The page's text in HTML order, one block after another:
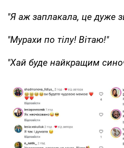
"Я аж заплакала, це дуже
"Мурахи по тілу! Вітаю!"
"Хай буде найкращим